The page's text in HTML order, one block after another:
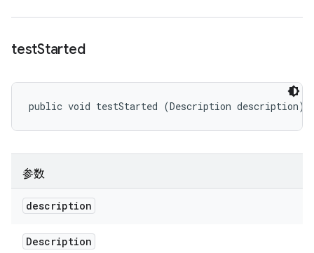
testStarted
public void testStarted (Description description)
参数
description
Description